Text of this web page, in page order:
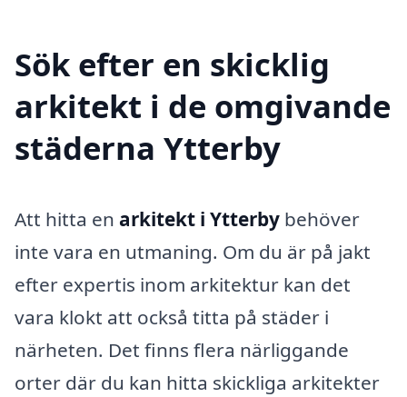
Sök efter en skicklig
arkitekt i de omgivande
städerna Ytterby
Att hitta en arkitekt i Ytterby behöver
inte vara en utmaning. Om du är på jakt
efter expertis inom arkitektur kan det
vara klokt att också titta på städer i
närheten. Det finns flera närliggande
orter där du kan hitta skickliga arkitekter